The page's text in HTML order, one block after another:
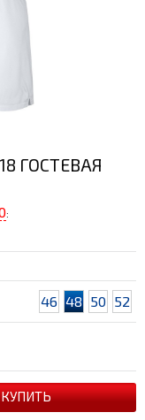
ГОСТЕВАЯ
:
46 48 50 52